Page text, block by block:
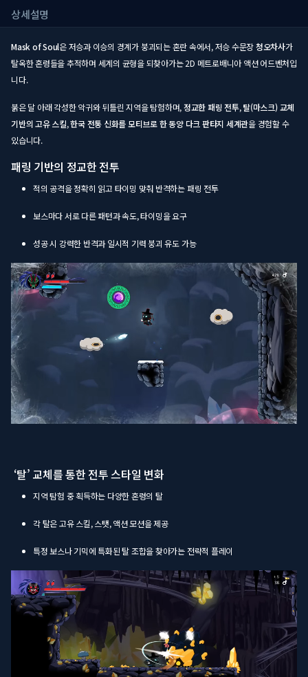
상세설명
Mask of Soul은 저승과 이승의 경계가 붕괴되는 혼란 속에서, 저승 수문장청오차사가
탈옥한 혼령들을 추적하며 세계의 균형을 되찾아가는 2D 메트로배니아 액션 어드벤처입
니다.
붉은 달 아래 각성한 악귀와 뒤틀린 지역을 탐험하며,정교한 패링 전투,탈(마스크) 교체
기반의 고유 스킬,한국 전통 신화를 모티브로 한 동양 다크 판타지 세계관을 경험할 수
있습니다.
패링 기반의 정교한 전투
적의 공격을 정확히 읽고 타이밍 맞춰 반격하는 패링 전투
보스마다 서로 다른 패턴과 속도, 타이밍을 요구
성공 시 강력한 반격과 일시적 기력 붕괴 유도 가능
‘탈’ 교체를 통한 전투 스타일 변화
지역 탐험 중 획득하는 다양한 혼령의 탈
각 탈은 고유 스킬, 스탯, 액션 모션을 제공
특정 보스나 기믹에 특화된 탈 조합을 찾아가는 전략적 플레이